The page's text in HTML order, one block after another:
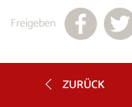
Freigeben
ZURÜCK